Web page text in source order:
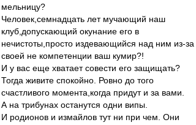
мельницу?
Человек,семнадцать лет мучающий наш
клуб,допускающий окунание его в
нечистоты,просто издевающийся над ним из-за
своей не компетенции ваш кумир?!
И у вас еще хватает совести его защищать?
Тогда живите спокойно. Ровно до того
счастливого момента,когда придут и за вами.
А на трибунах останутся одни випы.
И родионов и измайлов тут ни при чем. Они